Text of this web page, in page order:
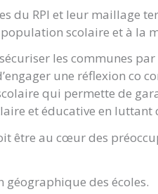
du RPI et leur
scolaire et à la
les communes
une réflexion co
qui permette de
et éducative en
être au cœur des
géographique des écoles.